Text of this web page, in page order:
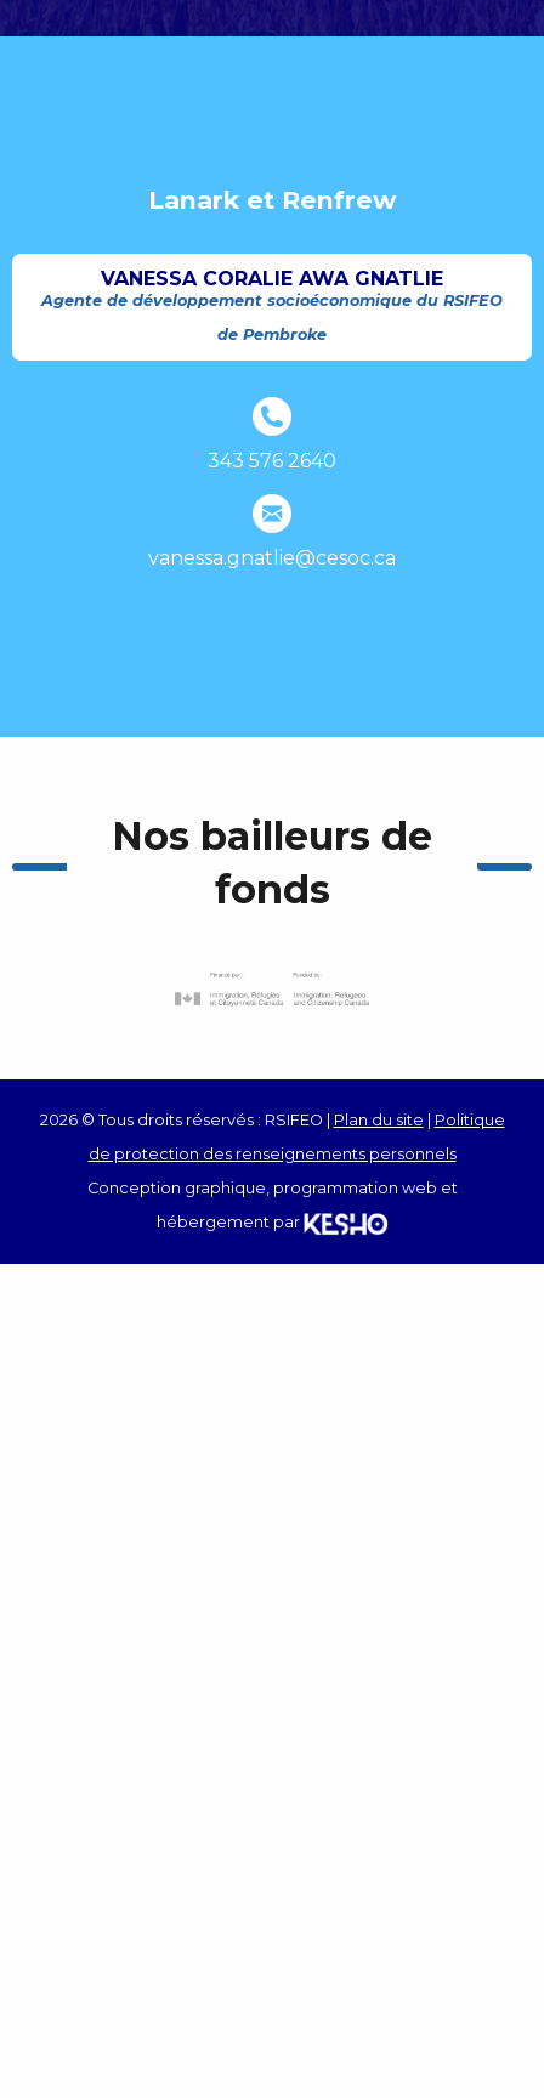
Lanark et Renfrew
VANESSA CORALIE AWA GNATLIE
Agente de développement socioéconomique du RSIFEO
de Pembroke
343 576 2640
vanessa.gnatlie@cesoc.ca
Nos bailleurs de
fonds
2026 © Tous droits réservés : RSIFEO | Plan du site
Politique
de protection des renseignements personnels
Conception graphique, programmation web et
hébergement par